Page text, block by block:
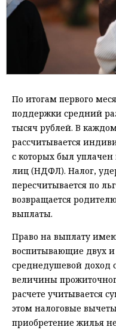
По итогам первого
поддержки средний
тысяч рублей. В
рассчитывается
с которых был
лиц (НДФЛ). Налог,
пересчитывается по
возвращается
выплаты.
Право на выплату
воспитывающие двух и
среднедушевой доход
величины
расчете учитывается
этом налоговые
приобретение жилья